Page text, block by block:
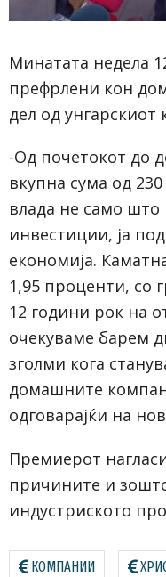
Минатата недела
префрлени кон
дел од унгарскиот
-Од почетокот до
вкупна сума од
влада не само
инвестиции, ја
економија.
1,95 проценти, со
12 години рок на
очекуваме барем
зголми кога
домашните
одговарајќи на
Премиерот
причините и
индустриското
КОМПАНИИ